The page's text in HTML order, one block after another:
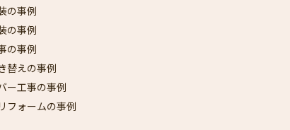
の事例
の事例
の事例
替えの事例
ー工事の事例
フォームの事例